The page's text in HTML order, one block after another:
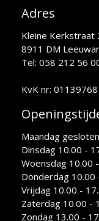
Adres
Kleine Kerkstraat
8911 DM
Tel: 058 212 56
KvK nr: 01139768
Maandag gesloten
Dinsdag 10.00 -
Woensdag 10.00
Donderdag 10.00
Vrijdag 10.00 -
Zaterdag 10.00 -
Zondag 13.00 -